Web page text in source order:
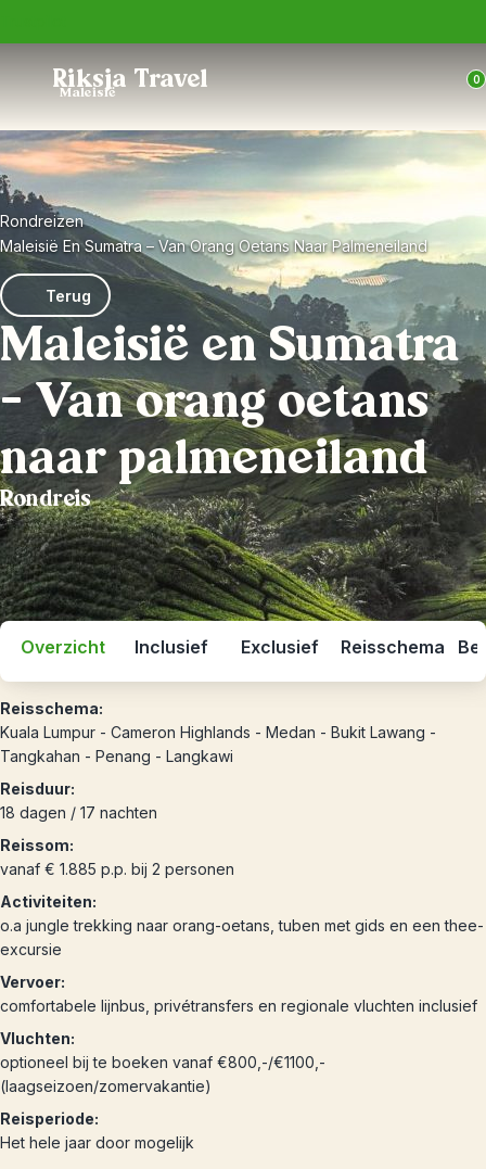
Riksja Travel
Maleisië
0
Rondreizen
Maleisië En Sumatra – Van Orang Oetans Naar Palmeneiland
Terug
Maleisië en Sumatra
– Van orang oetans
naar palmeneiland
Rondreis
Overzicht Inclusief Exclusief Reisschema
Reisschema:
Kuala Lumpur - Cameron Highlands - Medan - Bukit Lawang -
Tangkahan - Penang - Langkawi
Reisduur:
18 dagen / 17 nachten
Reissom:
vanaf € 1.885 p.p. bij 2 personen
Activiteiten:
o.a jungle trekking naar orang-oetans, tuben met gids en een thee-
excursie
Vervoer:
comfortabele lijnbus, privétransfers en regionale vluchten inclusief
Vluchten:
optioneel bij te boeken vanaf €800,-/€1100,-
(laagseizoen/zomervakantie)
Reisperiode:
Het hele jaar door mogelijk